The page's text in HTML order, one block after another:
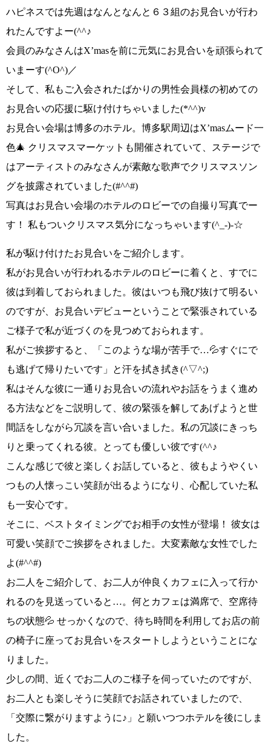
ハピネスでは先週はなんとなんと６３組のお見合いが行わ
れたんですよー(^^♪
会員のみなさんはX’masを前に元気にお見合いを頑張られて
いまーす(^O^)／
そして、私もご入会されたばかりの男性会員様の初めての
お見合いの応援に駆け付けちゃいました(*^^)v
お見合い会場は博多のホテル。博多駅周辺はX’masムード一
色🎄 クリスマスマーケットも開催されていて、ステージで
はアーティストのみなさんが素敵な歌声でクリスマスソン
グを披露されていました(#^^#)
写真はお見合い会場のホテルのロビーでの自撮り写真でー
す！ 私もついクリスマス気分になっちゃいます(^_-)-☆
私が駆け付けたお見合いをご紹介します。
私がお見合いが行われるホテルのロビーに着くと、すでに
彼は到着しておられました。彼はいつも飛び抜けて明るい
のですが、お見合いデビューということで緊張されている
ご様子で私が近づくのを見つめておられます。
私がご挨拶すると、
「このような場が苦手で…💦すぐにで
も逃げて帰りたいです 」と汗を拭き拭き(^▽^;)
私はそんな彼に一通りお見合いの流れやお話をうまく進め
る方法などをご説明して、彼の緊張を解してあげようと世
間話をしながら冗談を言い合いました。私の冗談にきっち
りと乗ってくれる彼。
とっても優しい彼です(^^♪
こんな感じで彼と楽しくお話していると、彼もようやくい
つもの人懐っこい笑顔が出るようになり、心配していた私
も一安心です。
そこに、ベストタイミングでお相手の女性が登場！ 彼女は
可愛い笑顔でご挨拶をされました。大変素敵な女性でした
よ(#^^#)
お二人をご紹介して、お二人が仲良くカフェに入って行か
れるのを見送っていると…。何とカフェは満席で、空席待
ちの状態💦 せっかくなので、待ち時間を利用してお店の前
の椅子に座ってお見合いをスタートしようということにな
りました。
少しの間、近くでお二人のご様子を伺っていたのですが、
お二人とも楽しそうに笑顔でお話されていましたので、
「交際に繋がりますように♪」
と願いつつホテルを後にしま
した。